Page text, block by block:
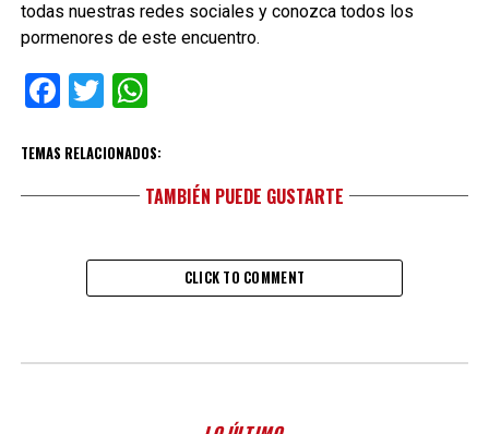
todas nuestras redes sociales y conozca todos los
pormenores de este encuentro.
Facebook
TwitterWhatsApp
TEMAS RELACIONADOS:
TAMBIÉN PUEDE GUSTARTE
CLICK TO COMMENT